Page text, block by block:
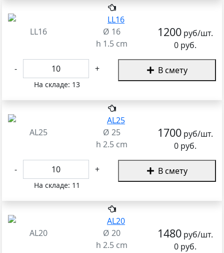
LL16
Ø 16
h 1.5 cm
1200 руб/шт.
0 руб.
- +
На складе: 13
В смету
AL25
Ø 25
h 2.5 cm
1700 руб/шт.
0 руб.
- +
На складе: 11
В смету
AL20
Ø 20
h 2.5 cm
1480 руб/шт.
0 руб.